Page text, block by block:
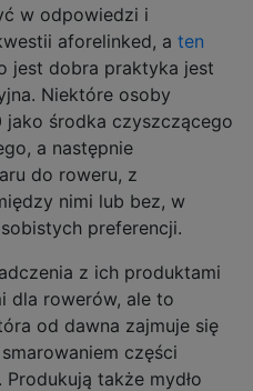
w odpowiedzi i
aforelinked, a ten
jest dobra praktyka jest
Niektóre osoby
jako środka czyszczącego
a następnie
do roweru, z
nimi lub bez, w
preferencji.
z ich produktami
dla rowerów, ale to
od dawna zajmuje się
części
Produkują także mydło